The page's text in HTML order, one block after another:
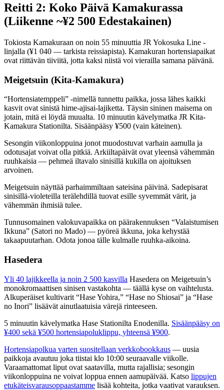
Reitti 2: Koko Päivä Kamakurassa
(Liikenne ~¥2 500 Edestakainen)
Tokiosta Kamakuraan on noin 55 minuuttia JR Yokosuka Line -
linjalla (¥1 040 — tarkista reissiapista). Kamakuran hortensiapaikat
ovat riittävän tiiviitä, jotta kaksi niistä voi vierailla samana päivänä.
Meigetsuin (Kita-Kamakura)
“Hortensiatemppeli” -nimellä tunnettu paikka, jossa lähes kaikki
kasvit ovat sinistä hime-ajisai-lajiketta. Täysin sininen maisema on
jotain, mitä ei löydä muualta. 10 minuutin kävelymatka JR Kita-
Kamakura Stationilta. Sisäänpääsy ¥500 (vain käteinen).
Sesongin viikonloppuina jonot muodostuvat varhain aamulla ja
odotusajat voivat olla pitkiä. Arkiiltapäivät ovat yleensä vähemmän
ruuhkaisia — pehmeä iltavalo sinisillä kukilla on ajoituksen
arvoinen.
Meigetsuin näyttää parhaimmiltaan sateisina päivinä. Sadepisarat
sinisillä-violeteilla terälehdillä tuovat esille syvemmät värit, ja
vähemmän ihmisiä tulee.
Tunnusomainen valokuvapaikka on päärakennuksen “Valaistumisen
Ikkuna” (Satori no Mado) — pyöreä ikkuna, joka kehystää
takaapuutarhan. Odota jonoa tälle kulmalle ruuhka-aikoina.
Hasedera
Yli 40 lajikkeella ja noin 2 500 kasvilla Hasedera on Meigetsuin’s
monokromaattisen sinisen vastakohta — täällä kyse on vaihtelusta.
Alkuperäiset kultivarit “Hase Yohira,” “Hase no Shiosai” ja “Hase
no Inori” lisäävät ainutlaatuisia värejä rinteeseen.
5 minuutin kävelymatka Hase Stationilta Enodenilla. Sisäänpääsy on
¥400 sekä ¥500 hortensiapoluklippu, yhteensä ¥900.
Hortensiapolkua varten suositellaan verkkobookkaus — uusia
paikkoja avautuu joka tiistai klo 10:00 seuraavalle viikolle.
Varaamattomat liput ovat saatavilla, mutta rajallisia; sesongin
viikonloppuina ne voivat loppua ennen aamupäivää. Katso lippujen
etukäteisvarausoppaastamme lisää kohteita, jotka vaativat varauksen.